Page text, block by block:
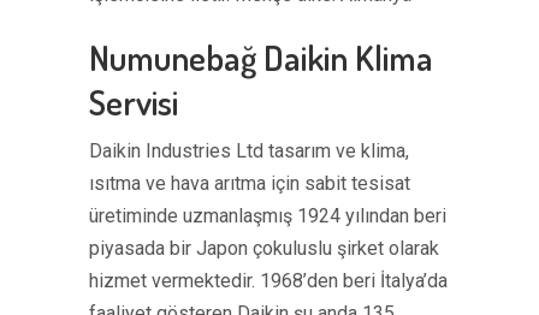
Numunebağ Daikin Klima
Servisi
Daikin Industries Ltd tasarım ve klima,
ısıtma ve hava arıtma için sabit tesisat
üretiminde uzmanlaşmış 1924 yılından beri
piyasada bir Japon çokuluslu şirket olarak
hizmet vermektedir. 1968’den beri İtalya’da